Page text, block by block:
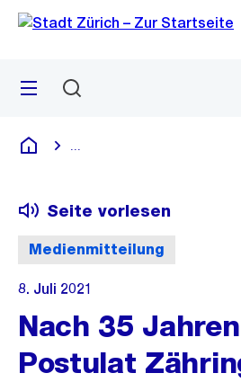
Navigation
Sprunglink
Menü
Deutsch
Medienmitteilung
Seite vorlesen
8. Juli 2021
Nach 35
Postulat